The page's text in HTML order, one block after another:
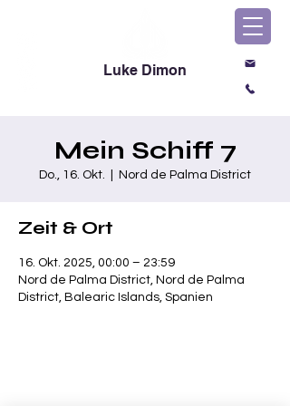
Luke Dimon
Mein Schiff 7
Do., 16. Okt. Nord de Palma District
Zeit & Ort
16. Okt. 2025, 00:00 – 23:59
Nord de Palma District, Nord de Palma
District, Balearic Islands, Spanien